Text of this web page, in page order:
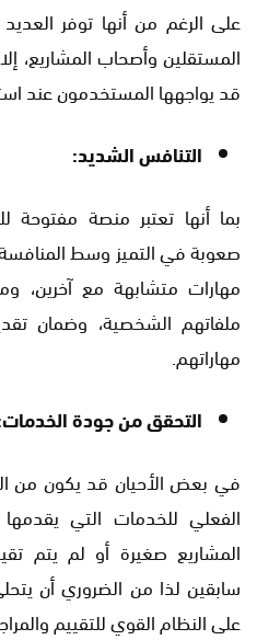
على الرغم من أنها توفر
المستقلين وأصحاب المشاريع،
قد يواجهها المستخدمون عند
التنافس الشديد:
بما أنها تعتبر منصة مفتوحة
صعوبة في التميز وسط المنافسة
مهارات متشابهة مع آخرين،
ملفاتهم الشخصية، وضمان
مهاراتهم.
التحقق من جودة
في بعض الأحيان قد يكون من
الفعلي للخدمات التي
المشاريع صغيرة أو لم يتم
سابقين لذا من الضروري أن
على النظام القوي للتقييم